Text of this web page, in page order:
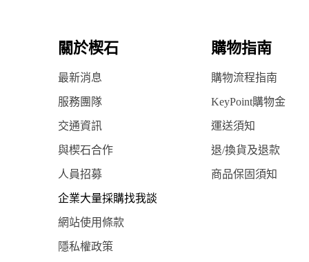
關於楔石 購物指南
最新消息 購物流程指南
服務團隊 KeyPoint購物金
交通資訊 運送須知
與楔石合作 退/換貨及退款
人員招募 商品保固須知
企業大量採購找我談
網站使用條款
隱私權政策